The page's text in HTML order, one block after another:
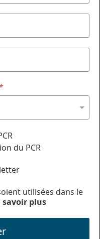
du PCR
utilisées dans le
savoir plus